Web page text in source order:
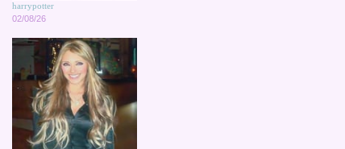
harrypotter
02/08/26